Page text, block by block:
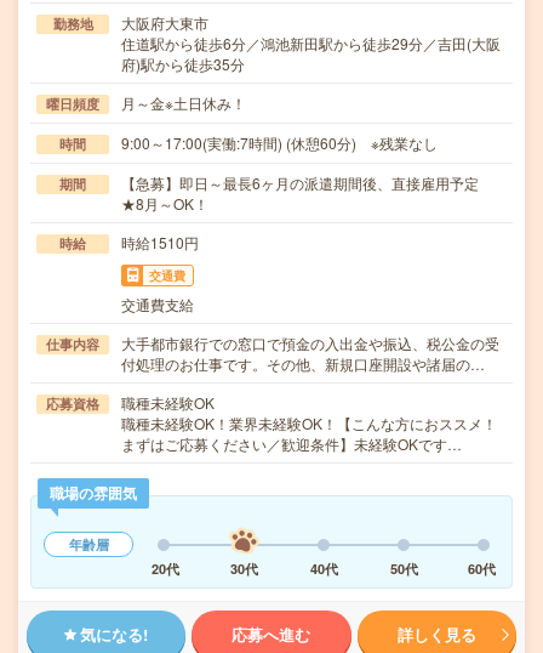
勤務地
大阪府大東市
住道駅から徒歩6分／鴻池新田駅から徒歩29分／吉田(大阪
府)駅から徒歩35分
曜日頻度 月～金※土日休み！
時間 9:00～17:00(実働:7時間) (休憩60分) ※残業なし
期間
【急募】即日～最長6ヶ月の派遣期間後、直接雇用予定
★8月～OK！
時給 時給1510円
交通費
交通費支給
仕事内容
大手都市銀行での窓口で預金の入出金や振込、税公金の受
付処理のお仕事です。その他、新規口座開設や諸届の…
応募資格
職種未経験OK
職種未経験OK！業界未経験OK！【こんな方におススメ！
まずはご応募ください／歓迎条件】未経験OKです…
職場の雰囲気
年齢層
20代
30代 40代 50代 60代
気になる! 応募へ進む 詳しく見る